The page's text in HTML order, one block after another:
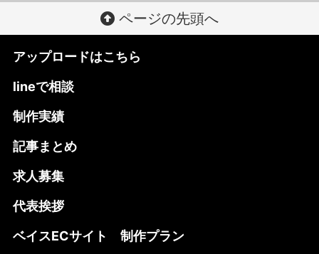
ページの先頭へ
アップロードはこちら
lineで相談
制作実績
記事まとめ
求人募集
代表挨拶
ベイスECサイト 制作プラン